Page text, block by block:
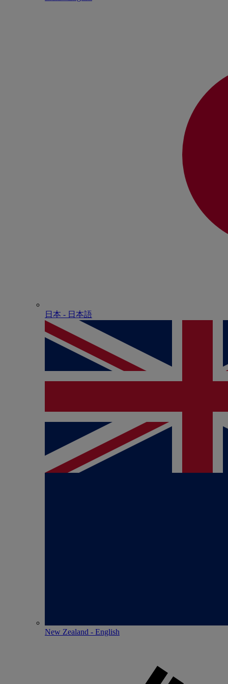
日本 - ⽇本語
New Zealand - English